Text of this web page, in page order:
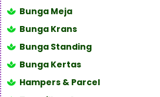
Bunga Meja
Bunga Krans
Bunga Standing
Bunga Kertas
Hampers & Parcel